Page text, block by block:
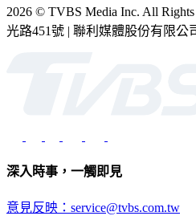
2026 © TVBS Media Inc. All
光路451號 | 聯利媒體股份有限公
深入時事，一觸即見
意見反映：service@tvbs.com.tw